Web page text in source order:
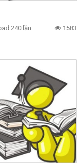
240 lần 1583